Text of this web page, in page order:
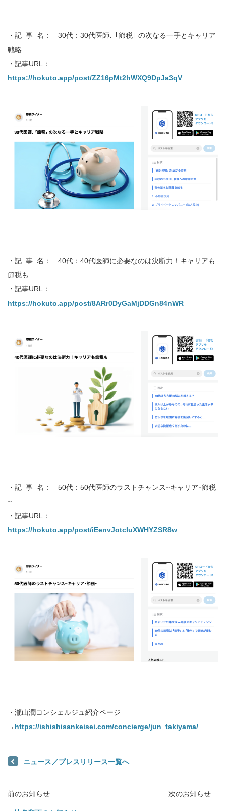
・記 事 名： 30代：30代医師､ ｢節税｣ の次なる一手とキャリア
戦略
・記事URL：
https://hokuto.app/post/ZZ16pMt2hWXQ9DpJa3qV
・記 事 名： 40代：40代医師に必要なのは決断力！キャリアも
節税も
・記事URL：
https://hokuto.app/post/8ARr0DyGaMjDDGn84nWR
・記 事 名： 50代：50代医師のラストチャンス~キャリア･節税
~
・記事URL：
https://hokuto.app/post/iEenvJotcIuXWHYZSR8w
・瀧山潤コンシェルジュ紹介ページ
→ https://ishishisankeisei.com/concierge/jun_takiyama/
ニュース／プレスリリース一覧へ
前のお知らせ 次のお知らせ